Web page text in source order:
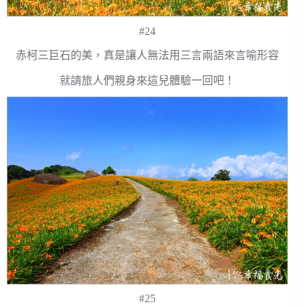
#24
赤柯三巨石的美，真是讓人無法用三言兩語來言喻形容
就請旅人們親身來這兒體驗一回吧！
#25